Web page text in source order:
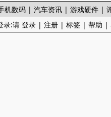
机数码 | 汽车资讯 | 游戏硬件 |
录:请 登录 | 注册 | 标签 | 帮助 |